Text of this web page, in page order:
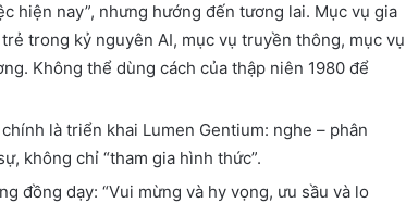
hiện nay”, nhưng hướng đến tương lai. Mục vụ gia
trong kỷ nguyên AI, mục vụ truyền thông, mục vụ
Không thể dùng cách của thập niên 1980 để
là triển khai Lumen Gentium: nghe – phân
không chỉ “tham gia hình thức”.
đồng dạy: “Vui mừng và hy vọng, ưu sầu và lo